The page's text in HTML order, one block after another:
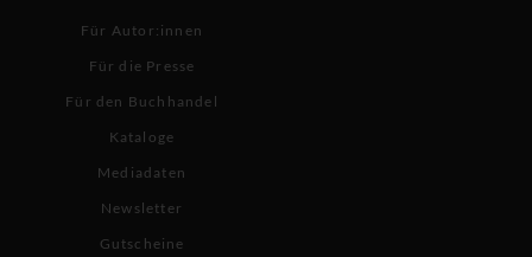
Für Autor:innen
Für die Presse
Für den Buchhandel
Kataloge
Mediadaten
Newsletter
Gutscheine